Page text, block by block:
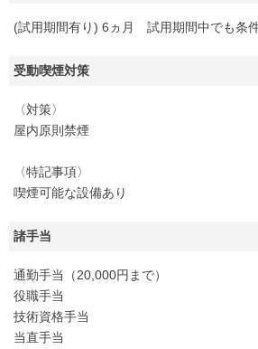
(試用期間有り) 6ヵ月 試用期間中でも条件
受動喫煙対策
〈対策〉
屋内原則禁煙
〈特記事項〉
喫煙可能な設備あり
諸手当
通勤手当（20,000円まで）
役職手当
技術資格手当
当直手当